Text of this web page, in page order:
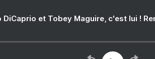
DiCaprio et Tobey Maguire, c'est lui !